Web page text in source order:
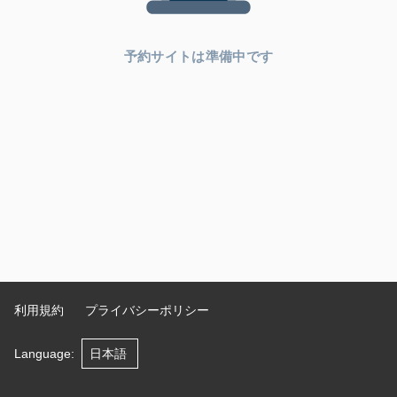
予約サイトは準備中です
利用規約 プライバシーポリシー
Language: